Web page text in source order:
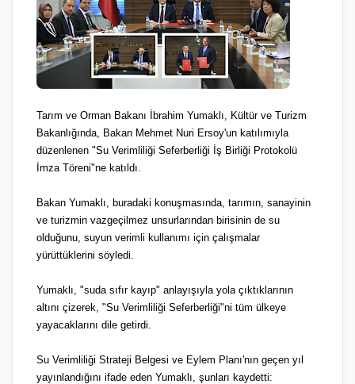
Tarım ve Orman Bakanı İbrahim Yumaklı, Kültür ve Turizm
Bakanlığında, Bakan Mehmet Nuri Ersoy'un katılımıyla
düzenlenen "Su Verimliliği Seferberliği İş Birliği Protokolü
İmza Töreni"ne katıldı.
Bakan Yumaklı, buradaki konuşmasında, tarımın, sanayinin
ve turizmin vazgeçilmez unsurlarından birisinin de su
olduğunu, suyun verimli kullanımı için çalışmalar
yürüttüklerini söyledi.
Yumaklı, "suda sıfır kayıp" anlayışıyla yola çıktıklarının
altını çizerek, "Su Verimliliği Seferberliği"ni tüm ülkeye
yayacaklarını dile getirdi.
Su Verimliliği Strateji Belgesi ve Eylem Planı'nın geçen yıl
yayınlandığını ifade eden Yumaklı, şunları kaydetti: